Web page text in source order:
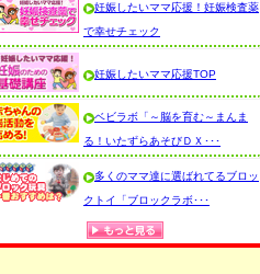
妊娠したいママ応援！妊娠検査薬
で幸せチェック
妊娠したいママ応援TOP
ベビラボ「～脳を育む～まんま
る！いたずらあそびＤＸ･･･
多くのママ達に選ばれてるブロッ
クトイ「ブロックラボ･･･